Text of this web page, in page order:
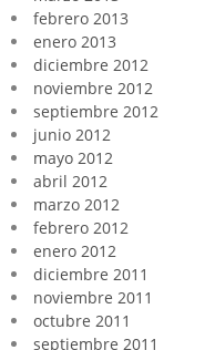
febrero 2013
enero 2013
diciembre 2012
noviembre 2012
septiembre 2012
junio 2012
mayo 2012
abril 2012
marzo 2012
febrero 2012
enero 2012
diciembre 2011
noviembre 2011
octubre 2011
septiembre 2011